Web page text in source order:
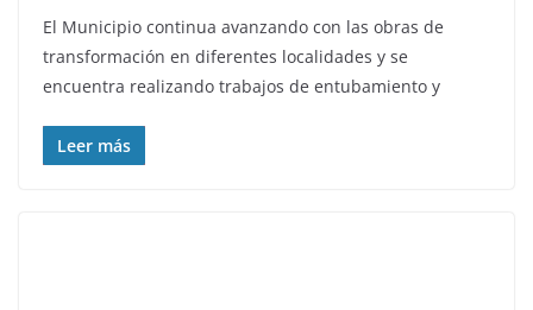
El Municipio continua avanzando con las obras de
transformación en diferentes localidades y se
encuentra realizando trabajos de entubamiento y
Leer más